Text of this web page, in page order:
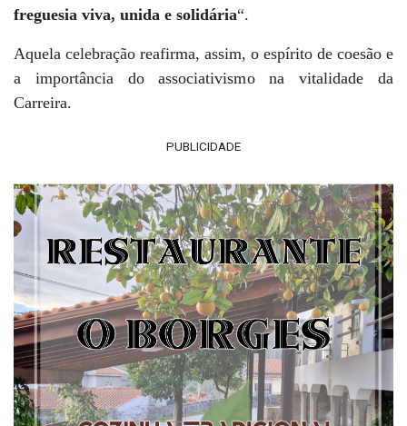
freguesia viva, unida e solidária“.
Aquela celebração reafirma, assim, o espírito de coesão e
a importância do associativismo na vitalidade da
Carreira.
PUBLICIDADE